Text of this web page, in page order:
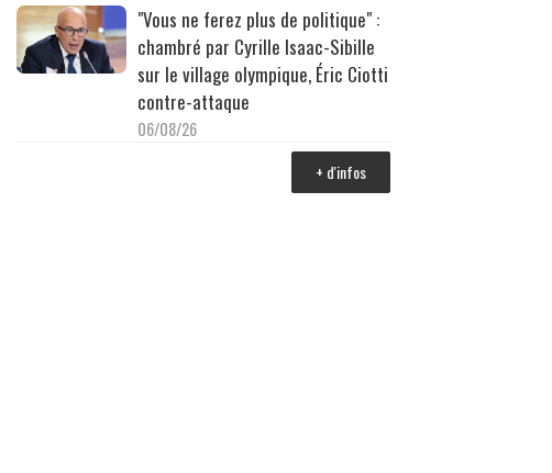
"Vous ne ferez plus de politique" :
chambré par Cyrille Isaac-Sibille
sur le village olympique, Éric Ciotti
contre-attaque
06/08/26
+ d'infos